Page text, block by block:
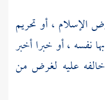
الإسلام ، أو تحريم
نفسه ، أو خبرا أخبر
خالفه عليه لغرض من